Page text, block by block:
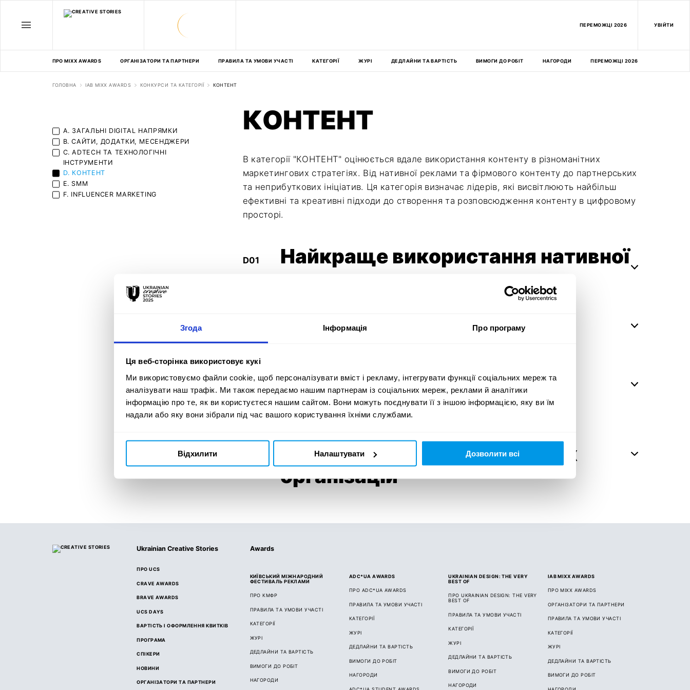
Згода Інформація Про програму
Ця веб-сторінка використовує кукі
Ми використовуємо файли cookie, щоб персоналізувати вміст і рекламу, інтегрувати функції соціальних мереж та
аналізувати наш трафік. Ми також передаємо нашим партнерам із соціальних мереж, реклами й аналітики
інформацію про те, як ви користуєтеся нашим сайтом. Вони можуть поєднувати її з іншою інформацією, яку ви їм
надали або яку вони зібрали під час вашого користування їхніми службами.
Відхилити Налаштувати Дозволити всі
ПEРЕМОЖЦІ 2026 УВІЙТИ
ПРО MIXX AWARDS ОРГАНІЗАТОРИ ТА ПАРТНЕРИ ПРАВИЛА ТА УМОВИ УЧАСТІ КАТЕГОРІЇ ЖУРІ ДЕДЛАЙНИ ТА ВАРТІСТЬ ВИМОГИ ДО РОБІТ НАГОРОДИ ПЕРЕМОЖЦІ 2026
ГОЛОВНА IAB MIXX AWARDS КОНКУРСИ ТА КАТЕГОРІЇ КОНТЕНТ
A. ЗАГАЛЬНІ DIGITAL НАПРЯМКИ
B. САЙТИ, ДОДАТКИ, МЕСЕНДЖЕРИ
C. ADTECH ТА ТЕХНОЛОГІЧНІ
ІНСТРУМЕНТИ
D. КОНТЕНТ
E. SMM
F. INFLUENCER MARKETING
КОНТЕНТ
В категорії "КОНТЕНТ" оцінюється вдале використання контенту в різноманітних
маркетингових стратегіях. Від нативної реклами та фірмового контенту до партнерських
та неприбуткових ініціатив. Ця категорія визначає лідерів, які висвітлюють найбільш
ефективні та креативні підходи до створення та розповсюдження контенту в цифровому
просторі.
D01
Найкраще використання нативної
фірмового контенту
D03
Найкраще використання
партнерського контенту
контенту для неприбуткових
організацій
Ukrainian Creative Stories
ПРО UCS
CRAVE AWARDS
BRAVE AWARDS
UCS DAYS
ВАРТІСТЬ І ОФОРМЛЕННЯ КВИТКІВ
ПРОГРАМА
СПІКЕРИ
НОВИНИ
ОРГАНІЗАТОРИ ТА ПАРТНЕРИ
Awards
КИЇВСЬКИЙ МІЖНАРОДНИЙ
ФЕСТИВАЛЬ РЕКЛАМИ
ПРО КМФР
ПРАВИЛА ТА УМОВИ УЧАСТІ
КАТЕГОРІЇ
ЖУРІ
ДЕДЛАЙНИ ТА ВАРТІСТЬ
ВИМОГИ ДО РОБІТ
НАГОРОДИ
ADC*UA AWARDS
ПРО ADC*UA AWARDS
ПРАВИЛА ТА УМОВИ УЧАСТІ
КАТЕГОРІЇ
ЖУРІ
ДЕДЛАЙНИ ТА ВАРТІСТЬ
ВИМОГИ ДО РОБІТ
НАГОРОДИ
UKRAINIAN DESIGN: THE VERY
BEST OF
ПРО UKRAINIAN DESIGN: THE VERY
BEST OF
ПРАВИЛА ТА УМОВИ УЧАСТІ
КАТЕГОРІЇ
ЖУРІ
ДЕДЛАЙНИ ТА ВАРТІСТЬ
ВИМОГИ ДО РОБІТ
НАГОРОДИ
IAB MIXX AWARDS
ПРО MIXX AWARDS
ОРГАНІЗАТОРИ ТА ПАРТНЕРИ
ПРАВИЛА ТА УМОВИ УЧАСТІ
КАТЕГОРІЇ
ЖУРІ
ДЕДЛАЙНИ ТА ВАРТІСТЬ
ВИМОГИ ДО РОБІТ